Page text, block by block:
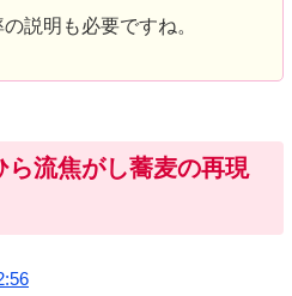
説明も必要ですね。
流焦がし蕎麦の再現